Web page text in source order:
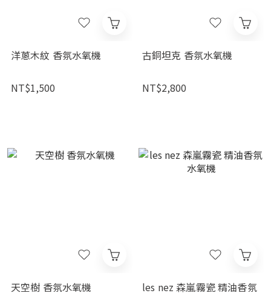
洋蔥木紋 香氛水氧機
NT$1,500
古銅坦克 香氛水氧機
NT$2,800
天空樹 香氛水氧機
les nez 森嵐霧瓷 精油香氛